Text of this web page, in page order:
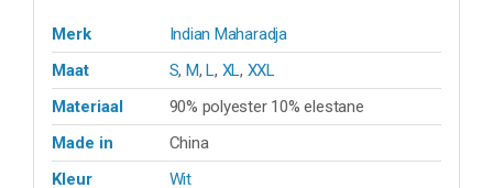
Merk
Indian Maharadja
Maat
S, M,L, XL, XXL
Materiaal
90% polyester 10% elestane
Made in
China
Kleur
Wit